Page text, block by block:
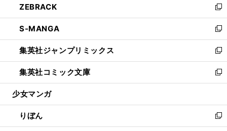
く
で
開
く
ド
ウ
で
開
く
ィ
ン
ド
ウ
で
開
く
い
ウ
ィ
ン
ド
ウ
で
開
ZEBRACK
新
し
い
ウ
ィ
ン
ド
ウ
開
く
S-MANGA
新
し
い
ウ
ィ
ン
ウ
で
開
集英社ジャンプリミックス
新
し
い
ウ
ン
ド
ウ
集英社コミック文庫
新
し
ウ
ィ
ン
少女マンガ
りぼん
新
し